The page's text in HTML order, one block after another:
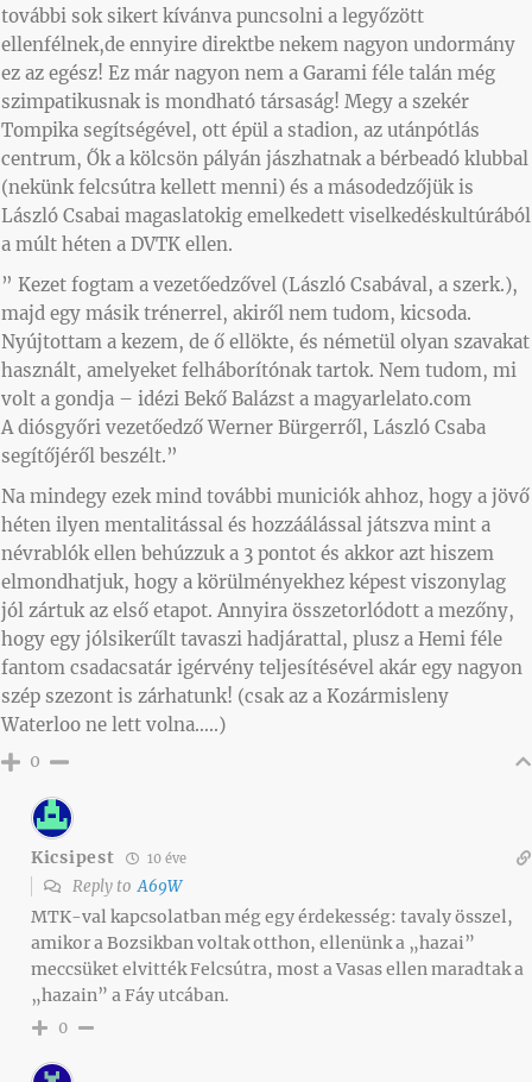
további sok sikert kívánva puncsolni a legyőzött
ellenfélnek,de ennyire direktbe nekem nagyon undormány
ez az egész! Ez már nagyon nem a Garami féle talán még
szimpatikusnak is mondható társaság! Megy a szekér
Tompika segítségével, ott épül a stadion, az utánpótlás
centrum, Ők a kölcsön pályán jászhatnak a bérbeadó klubbal
(nekünk felcsútra kellett menni) és a másodedzőjük is
László Csabai magaslatokig emelkedett viselkedéskultúrából
a múlt héten a DVTK ellen.
” Kezet fogtam a vezetőedzővel (László Csabával, a szerk.),
majd egy másik trénerrel, akiről nem tudom, kicsoda.
Nyújtottam a kezem, de ő ellökte, és németül olyan szavakat
használt, amelyeket felháborítónak tartok. Nem tudom, mi
volt a gondja – idézi Bekő Balázst a magyarlelato.com
A diósgyőri vezetőedző Werner Bürgerről, László Csaba
segítőjéről beszélt.”
Na mindegy ezek mind további municiók ahhoz, hogy a jövő
héten ilyen mentalitással és hozzáálással játszva mint a
névrablók ellen behúzzuk a 3 pontot és akkor azt hiszem
elmondhatjuk, hogy a körülményekhez képest viszonylag
jól zártuk az első etapot. Annyira összetorlódott a mezőny,
hogy egy jólsikerűlt tavaszi hadjárattal, plusz a Hemi féle
fantom csadacsatár igérvény teljesítésével akár egy nagyon
szép szezont is zárhatunk! (csak az a Kozármisleny
Waterloo ne lett volna…..)
0
Kicsipest 10 éve
Reply toA69W
MTK-val kapcsolatban még egy érdekesség: tavaly összel,
amikor a Bozsikban voltak otthon, ellenünk a „hazai”
meccsüket elvitték Felcsútra, most a Vasas ellen maradtak a
„hazain” a Fáy utcában.
0